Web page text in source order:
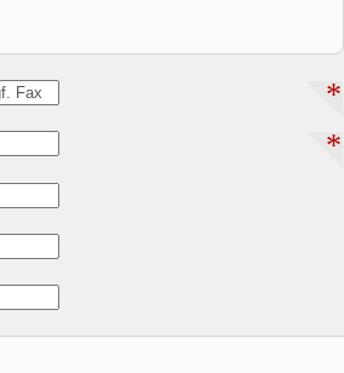
*
*